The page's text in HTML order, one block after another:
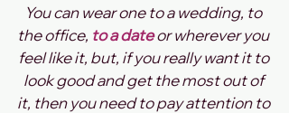
You can wear one to a wedding, to
the office, to a date or wherever you
feel like it, but, if you really want it to
look good and get the most out of
it, then you need to pay attention to